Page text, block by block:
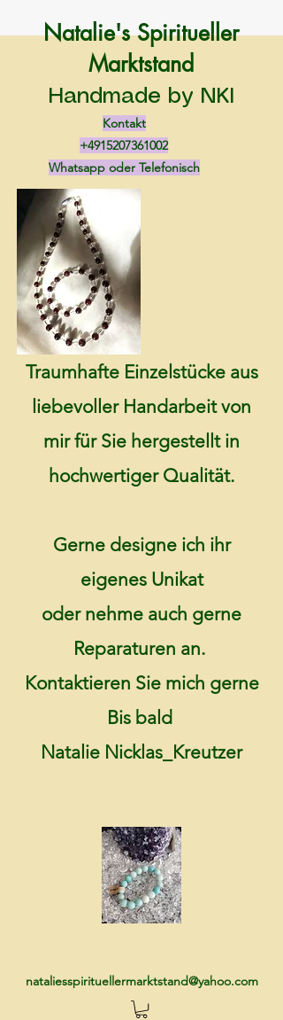
nataliesspirituellermarktstand@yahoo.com
Natalie's Spiritueller
Marktstand
Handmade by NKI
Kontakt
+4915207361002
Whatsapp oder Telefonisch
Traumhafte Einzelstücke aus
liebevoller Handarbeit von
mir für Sie hergestellt in
hochwertiger Qualität.
Gerne designe ich ihr
eigenes Unikat
oder nehme auch gerne
Reparaturen an.
Kontaktieren Sie mich gerne
Bis bald
Natalie Nicklas_Kreutzer